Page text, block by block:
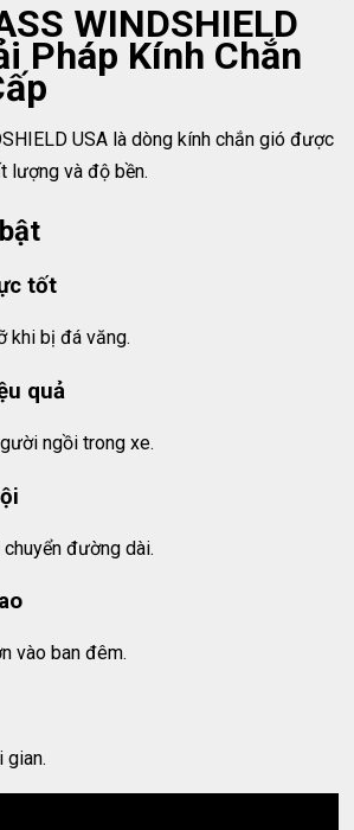
WINDSHIELD
Pháp Kính Chắn
USA là dòng kính chắn gió được
lượng và độ bền.
tốt
khi bị đá văng.
quả
ngồi trong xe.
đường dài.
vào ban đêm.
gian.